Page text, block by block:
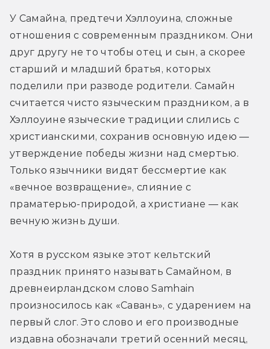
У Самайна, предтечи Хэллоуина, сложные
отношения с современным праздником. Они
друг другу не то чтобы отец и сын, а скорее
старший и младший братья, которых
поделили при разводе родители. Самайн
считается чисто языческим праздником, а в
Хэллоуине языческие традиции слились с
христианскими, сохранив основную идею —
утверждение победы жизни над смертью.
Только язычники видят бессмертие как
«вечное возвращение», слияние с
праматерью-природой, а христиане — как
вечную жизнь души.
Хотя в русском языке этот кельтский
праздник принято называть Самайном, в
древнеирландском слово Samhain
произносилось как «Савань», с ударением на
первый слог. Это слово и его производные
издавна обозначали третий осенний месяц,